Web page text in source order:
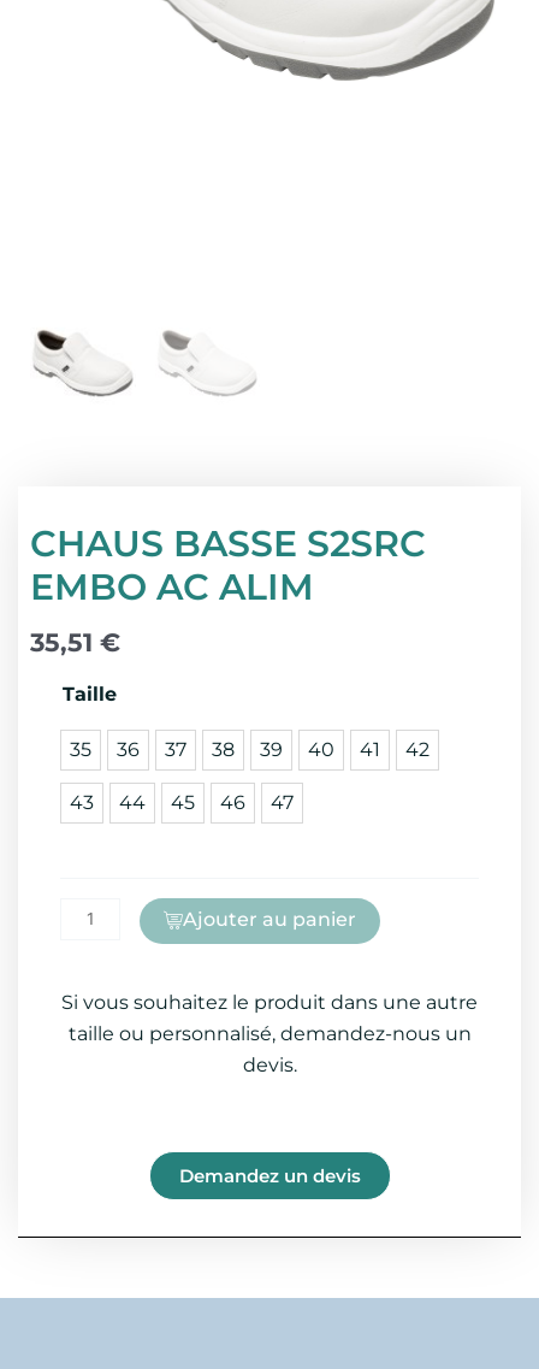
CHAUS BASSE S2SRC
EMBO AC ALIM
35,51 €
Taille
35 36 37 38 39 40 41 42
43 44 45 46 47
quantité
CHAUS
BASSE
S2SRC
ALIM
Ajouter au panier
Si vous souhaitez le produit dans une autre
taille ou personnalisé, demandez-nous un
devis.
Demandez un devis